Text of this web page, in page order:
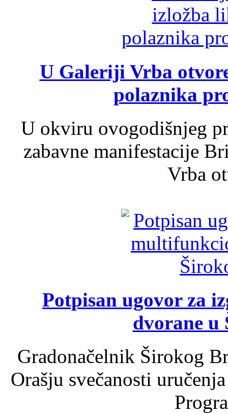
U Galeriji Vrba
polaznika
U okviru ovogodišnjeg
zabavne manifestacije
Vrba
Potpisan ugovor za
dvorane u
Gradonačelnik Širokog
Orašju svečanosti